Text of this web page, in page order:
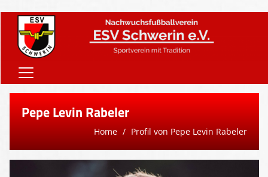
Home
Onlineshop
Vereinsnews
Pepe Levin Rabeler
Home Profil von Pepe Levin Rabeler